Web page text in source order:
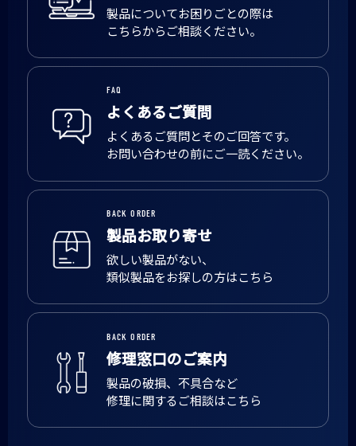
製品についてお困りごとの際は
こちらからご相談ください。
FAQ
よくあるご質問
よくあるご質問とそのご回答です。
お問い合わせの前にご一読ください。
BACK ORDER
製品お取り寄せ
欲しい製品がない、
類似製品をお探しの方はこちら
BACK ORDER
修理窓口のご案内
製品の破損、不具合など
修理に関するご相談はこちら